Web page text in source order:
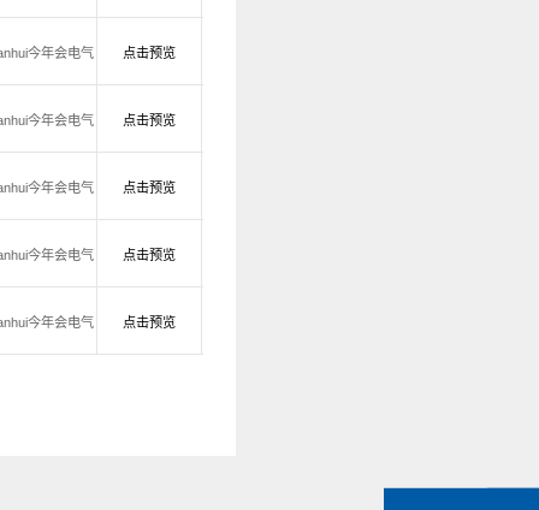
今年会电气 点击预览
今年会电气 点击预览
今年会电气 点击预览
今年会电气 点击预览
今年会电气 点击预览